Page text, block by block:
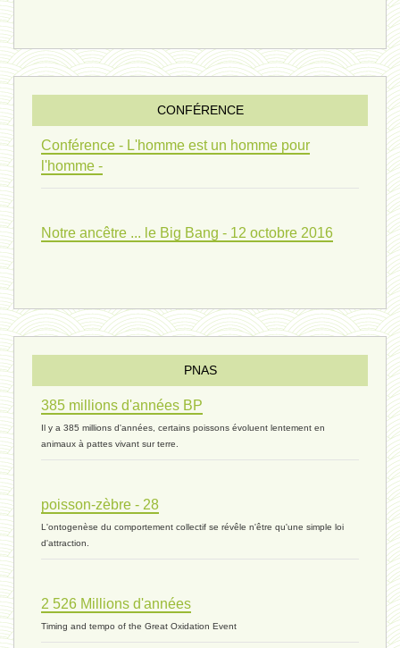
penser 01 - 9 février 2024 *
univers 09 V4 - 26 janvier 2024 *
monogamie 03 - 21 novembre 2023 *
évolution 06 - 9 novembre 2023 *
vivant 07 - 22 octobre 2023 *
CONFÉRENCE
Conférence - L'homme est un homme pour
l'homme -
Notre ancêtre ... le Big Bang - 12 octobre 2016
PNAS
385 millions d'années BP
Il y a 385 millions d'années, certains poissons évoluent lentement en
animaux à pattes vivant sur terre.
poisson-zèbre - 28
L'ontogenèse du comportement collectif se révêle n'être qu'une simple loi
d'attraction.
2 526 Millions d'années
Timing and tempo of the Great Oxidation Event